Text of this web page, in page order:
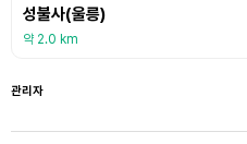
성불사(울릉)
약 2.0 km
관리자